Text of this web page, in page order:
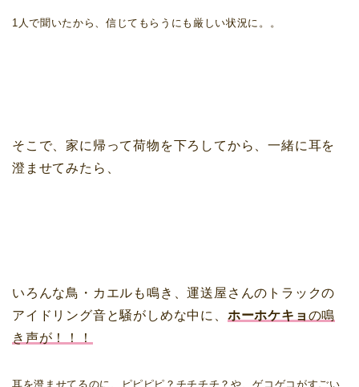
1人で聞いたから、信じてもらうにも厳しい状況に。。
そこで、家に帰って荷物を下ろしてから、一緒に耳を
澄ませてみたら、
いろんな鳥・カエルも鳴き、運送屋さんのトラックの
アイドリング音と騒がしめな中に、 ホーホケキョ の鳴
き声が！！！
耳を澄ませてるのに、ピピピピ？チチチチ？や、ゲコゲコがすごい